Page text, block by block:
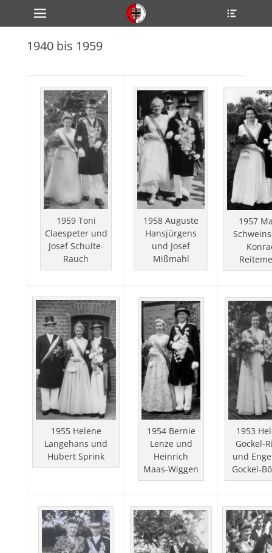
zum
Inhalt
Primärmenü
1940 bis 1959
1959 Toni
Claespeter und
Josef Schulte-
Rauch
1958 Auguste
Hansjürgens
und Josef
Mißmahl
1957
1955 Helene
Langehans und
Hubert Sprink
1954 Bernie
Lenze und
Heinrich
Maas-Wiggen
1953
Gockel-
und
Gockel-